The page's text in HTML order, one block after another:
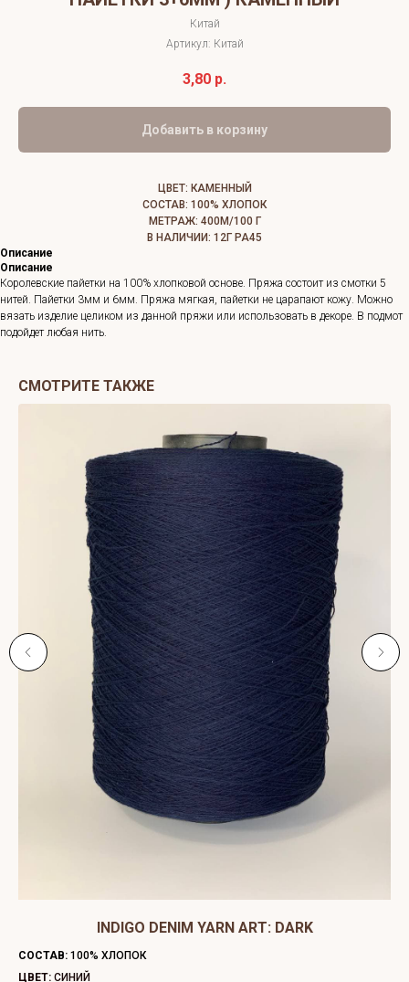
Китай
Артикул: Китай
3,80 р.
Добавить в корзину
ЦВЕТ: КАМЕННЫЙ
СОСТАВ: 100% ХЛОПОК
МЕТРАЖ: 400М/100 Г
В НАЛИЧИИ: 12Г РА45
Описание
Описание
Королевские пайетки на 100% хлопковой основе. Пряжа состоит из смотки 5
нитей. Пайетки 3мм и 6мм. Пряжа мягкая, пайетки не царапают кожу. Можно
вязать изделие целиком из данной пряжи или использовать в декоре. В подмот
подойдет любая нить.
СМОТРИТЕ ТАКЖЕ
INDIGO DENIM YARN ART: DARK
СОСТАВ: 100% ХЛОПОК
ЦВЕТ: СИНИЙ